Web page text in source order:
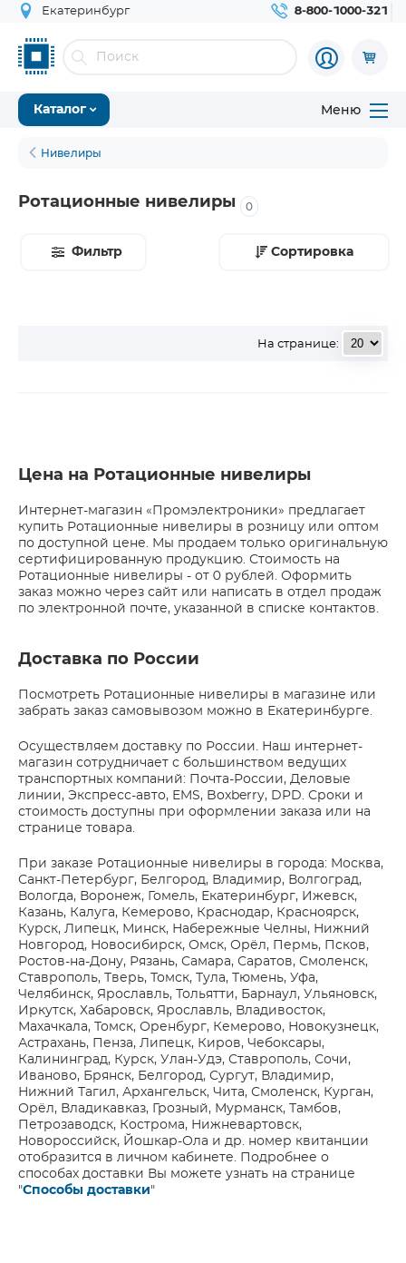
Екатеринбург 8-800-1000-321
Каталог Меню
Нивелиры
Ротационные нивелиры 0
Фильтр Сортировка
На странице:
Цена на Ротационные нивелиры
Интернет-магазин «Промэлектроники» предлагает
купить Ротационные нивелиры в розницу или оптом
по доступной цене. Мы продаем только оригинальную
сертифицированную продукцию. Стоимость на
Ротационные нивелиры - от 0 рублей. Оформить
заказ можно через сайт или написать в отдел продаж
по электронной почте, указанной в списке контактов.
Доставка по России
Посмотреть Ротационные нивелиры в магазине или
забрать заказ самовывозом можно в Екатеринбурге.
Осуществляем доставку по России. Наш интернет-
магазин сотрудничает с большинством ведущих
транспортных компаний: Почта-России, Деловые
линии, Экспресс-авто, EMS, Boxberry, DPD. Сроки и
стоимость доступны при оформлении заказа или на
странице товара.
При заказе Ротационные нивелиры в города: Москва,
Санкт-Петербург, Белгород, Владимир, Волгоград,
Вологда, Воронеж, Гомель, Екатеринбург, Ижевск,
Казань, Калуга, Кемерово, Краснодар, Красноярск,
Курск, Липецк, Минск, Набережные Челны, Нижний
Новгород, Новосибирск, Омск, Орёл, Пермь, Псков,
Ростов-на-Дону, Рязань, Самара, Саратов, Смоленск,
Ставрополь, Тверь, Томск, Тула, Тюмень, Уфа,
Челябинск, Ярославль, Тольятти, Барнаул, Ульяновск,
Иркутск, Хабаровск, Ярославль, Владивосток,
Махачкала, Томск, Оренбург, Кемерово, Новокузнецк,
Астрахань, Пенза, Липецк, Киров, Чебоксары,
Калининград, Курск, Улан-Удэ, Ставрополь, Сочи,
Иваново, Брянск, Белгород, Сургут, Владимир,
Нижний Тагил, Архангельск, Чита, Смоленск, Курган,
Орёл, Владикавказ, Грозный, Мурманск, Тамбов,
Петрозаводск, Кострома, Нижневартовск,
Новороссийск, Йошкар-Ола и др. номер квитанции
отобразится в личном кабинете. Подробнее о
способах доставки Вы можете узнать на странице
"Способы доставки"